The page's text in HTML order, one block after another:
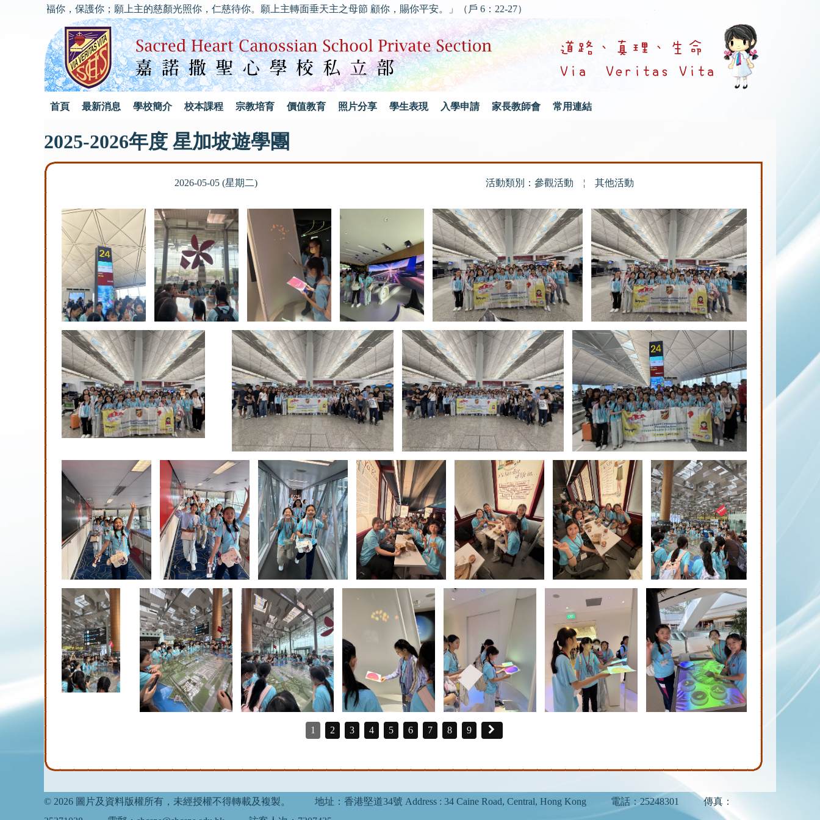
主祝福你，保護你；願上主的慈顏光照你，仁慈待你。願上主轉面垂天主之母節 顧你，賜你平安。」（戶 6：22-27）
首頁 最新消息 學校簡介 校本課程 宗教培育 價值教育 照片分享 學生表現 入學申請 家長教師會 常用連結
2025-2026年度 星加坡遊學團
2026-05-05 (星期二) 活動類別：參觀活動 ¦ 其他活動
1 2 3 4 5 6 7 8 9
© 2026 圖片及資料版權所有，未經授權不得轉載及複製。 地址：香港堅道34號 Address : 34 Caine Road, Central, Hong Kong 電話：25248301
傳真：